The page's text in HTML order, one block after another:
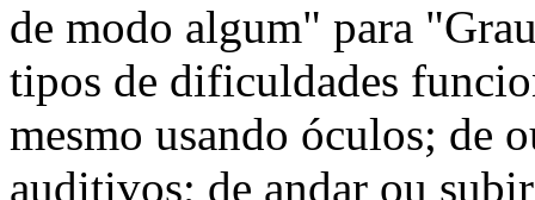
de modo algum" para
tipos de dificuldades
mesmo usando óculos; de
auditivos; de andar ou